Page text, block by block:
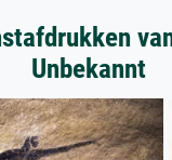
Unbekannt